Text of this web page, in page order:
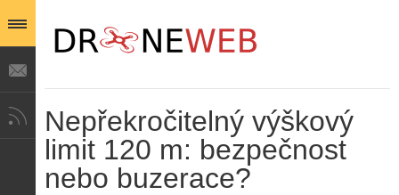
Nepřekročitelný výškový
limit 120 m: bezpečnost
nebo buzerace?